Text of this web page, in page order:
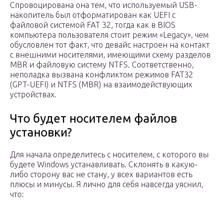
Спровоцирована она тем, что используемый USB-
накопитель был отформатирован как UEFI с
файловой системой FAT 32, тогда как в BIOS
компьютера пользователя стоит режим «Legacy», чем
обусловлен тот факт, что девайс настроен на контакт
с внешними носителями, имеющими схему разделов
MBR и файловую систему NTFS. Соответственно,
неполадка вызвана конфликтом режимов FAT32
(GPT-UEFI) и NTFS (MBR) на взаимодействующих
устройствах.
Что будет носителем файлов
установки?
Для начала определитесь с носителем, с которого вы
будете Windows устанавливать. Склонять в какую-
либо сторону вас не стану, у всех вариантов есть
плюсы и минусы. Я лично для себя навсегда уяснил,
что: